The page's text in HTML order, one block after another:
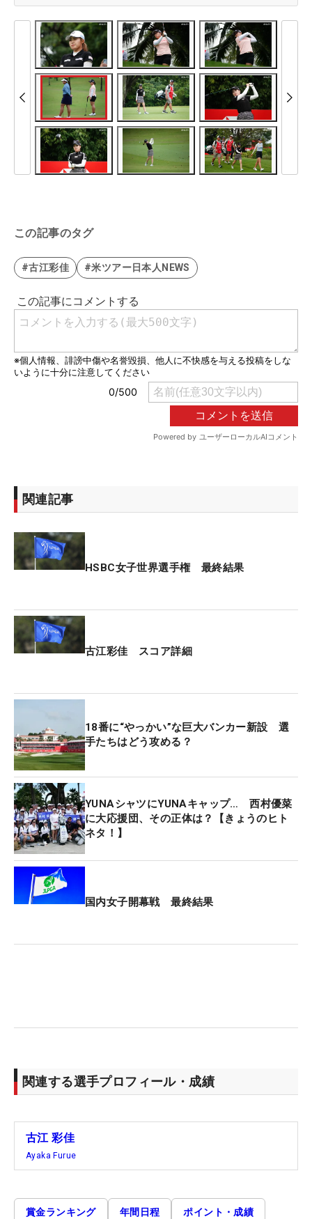
この記事のタグ
#古江彩佳 #米ツアー日本人NEWS
関連記事
HSBC女子世界選手権 最終結果
古江彩佳 スコア詳細
18番に“やっかい”な巨大バンカー新設 選
手たちはどう攻める？
YUNAシャツにYUNAキャップ… 西村優菜
に大応援団、その正体は？【きょうのヒト
ネタ！】
国内女子開幕戦 最終結果
関連する選手プロフィール・成績
古江 彩佳
Ayaka Furue
賞金ランキング 年間日程 ポイント・成績